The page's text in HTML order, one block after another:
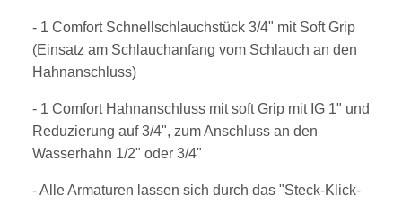
- 1 Comfort Schnellschlauchstück 3/4" mit Soft Grip
(Einsatz am Schlauchanfang vom Schlauch an den
Hahnanschluss)
- 1 Comfort Hahnanschluss mit soft Grip mit IG 1" und
Reduzierung auf 3/4", zum Anschluss an den
Wasserhahn 1/2" oder 3/4"
- Alle Armaturen lassen sich durch das "Steck-Klick-